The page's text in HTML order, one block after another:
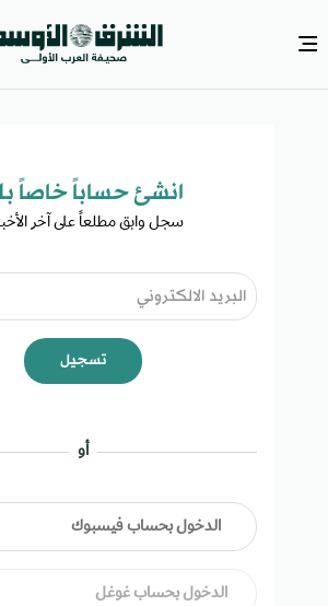
انشئ حساباً خاصاً
سجل وابق مطلعاً على آخر
تسجيل
أو
الدخول بحساب فيسبوك
الدخول بحساب غوغل